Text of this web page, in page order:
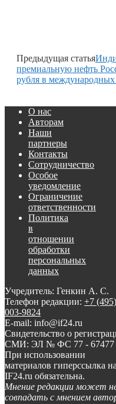
Предыдущая статья
премиальную нефть
рубля в международных
О нас
Авторам
Наши
партнеры
Контакты
Сотрудничество
Особое
уведомление
Ограничение
ответственности
Политика
в
отношении
обработки
персональных
данных
Учредитель: Генкин А. С.
Телефон редакции: +7 (495)
003-9824
E-mail: info@if24.ru
Свидетельство о
СМИ: ЭЛ № ФС 77 - 67477
При использовании
материалов гиперссылка на
IF24.ru обязательна.
Мнение редакции может
совпадать с мнением